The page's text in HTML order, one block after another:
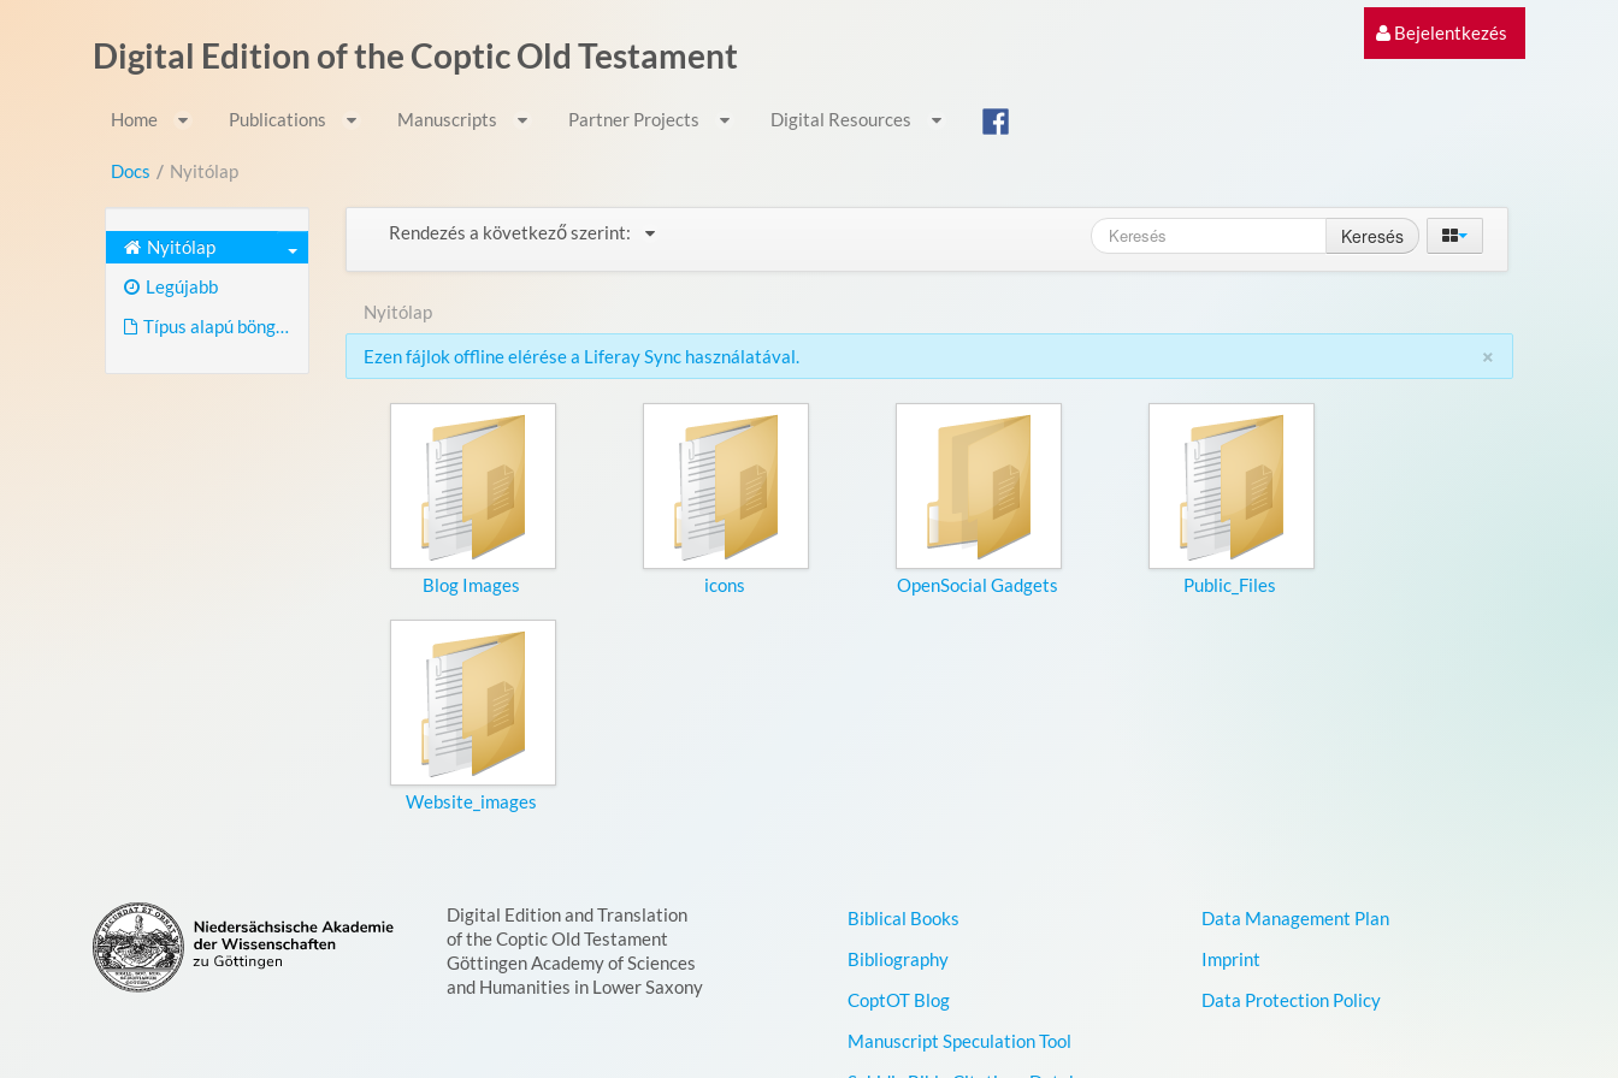
Bejelentkezés
Digital Edition of the Coptic Old Testament
Home Publications Manuscripts Partner Projects Digital Resources
Docs / Nyitólap
Nyitólap
Legújabb
Típus alapú böngészés
Rendezés a következő szerint: Keresés
Nyitólap
×
Ezen fájlok offline elérése a Liferay Sync használatával.
Blog Images icons OpenSocial Gadgets Public_Files
Website_images
Digital Edition and Translation
of the Coptic Old Testament
Göttingen Academy of Sciences
and Humanities in Lower Saxony
Biblical Books
Bibliography
CoptOT Blog
Manuscript Speculation Tool
Data Management Plan
Imprint
Data Protection Policy